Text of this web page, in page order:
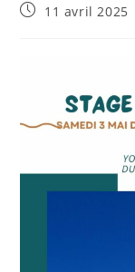
Publication
11 avril 2025